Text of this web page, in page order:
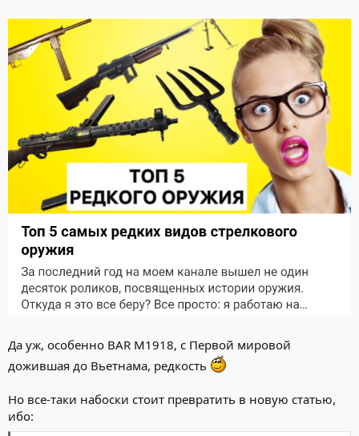
Да уж, особенно BAR M1918, с Первой мировой
дожившая до Вьетнама, редкость
Но все-таки набоски стоит превратить в новую статью,
ибо: